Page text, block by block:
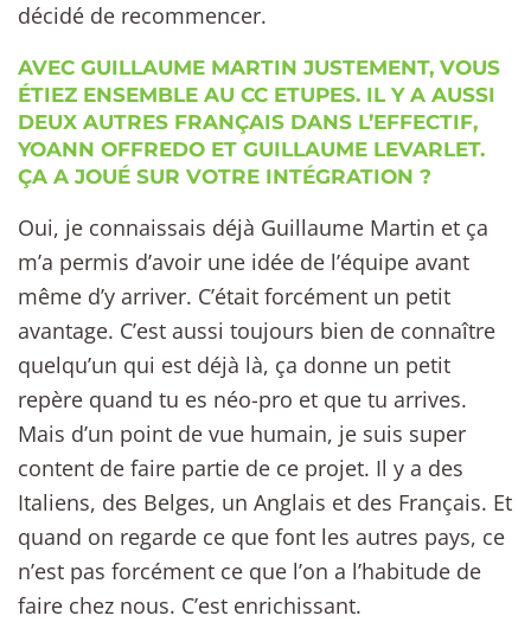
décidé de recommencer.
AVEC GUILLAUME MARTIN JUSTEMENT, VOUS
ÉTIEZ ENSEMBLE AU CC ETUPES. IL Y A AUSSI
DEUX AUTRES FRANÇAIS DANS L’EFFECTIF,
YOANN OFFREDO ET GUILLAUME LEVARLET.
ÇA A JOUÉ SUR VOTRE INTÉGRATION ?
Oui, je connaissais déjà Guillaume Martin et ça
m’a permis d’avoir une idée de l’équipe avant
même d’y arriver. C’était forcément un petit
avantage. C’est aussi toujours bien de connaître
quelqu’un qui est déjà là, ça donne un petit
repère quand tu es néo-pro et que tu arrives.
Mais d’un point de vue humain, je suis super
content de faire partie de ce projet. Il y a des
Italiens, des Belges, un Anglais et des Français. Et
quand on regarde ce que font les autres pays, ce
n’est pas forcément ce que l’on a l’habitude de
faire chez nous. C’est enrichissant.